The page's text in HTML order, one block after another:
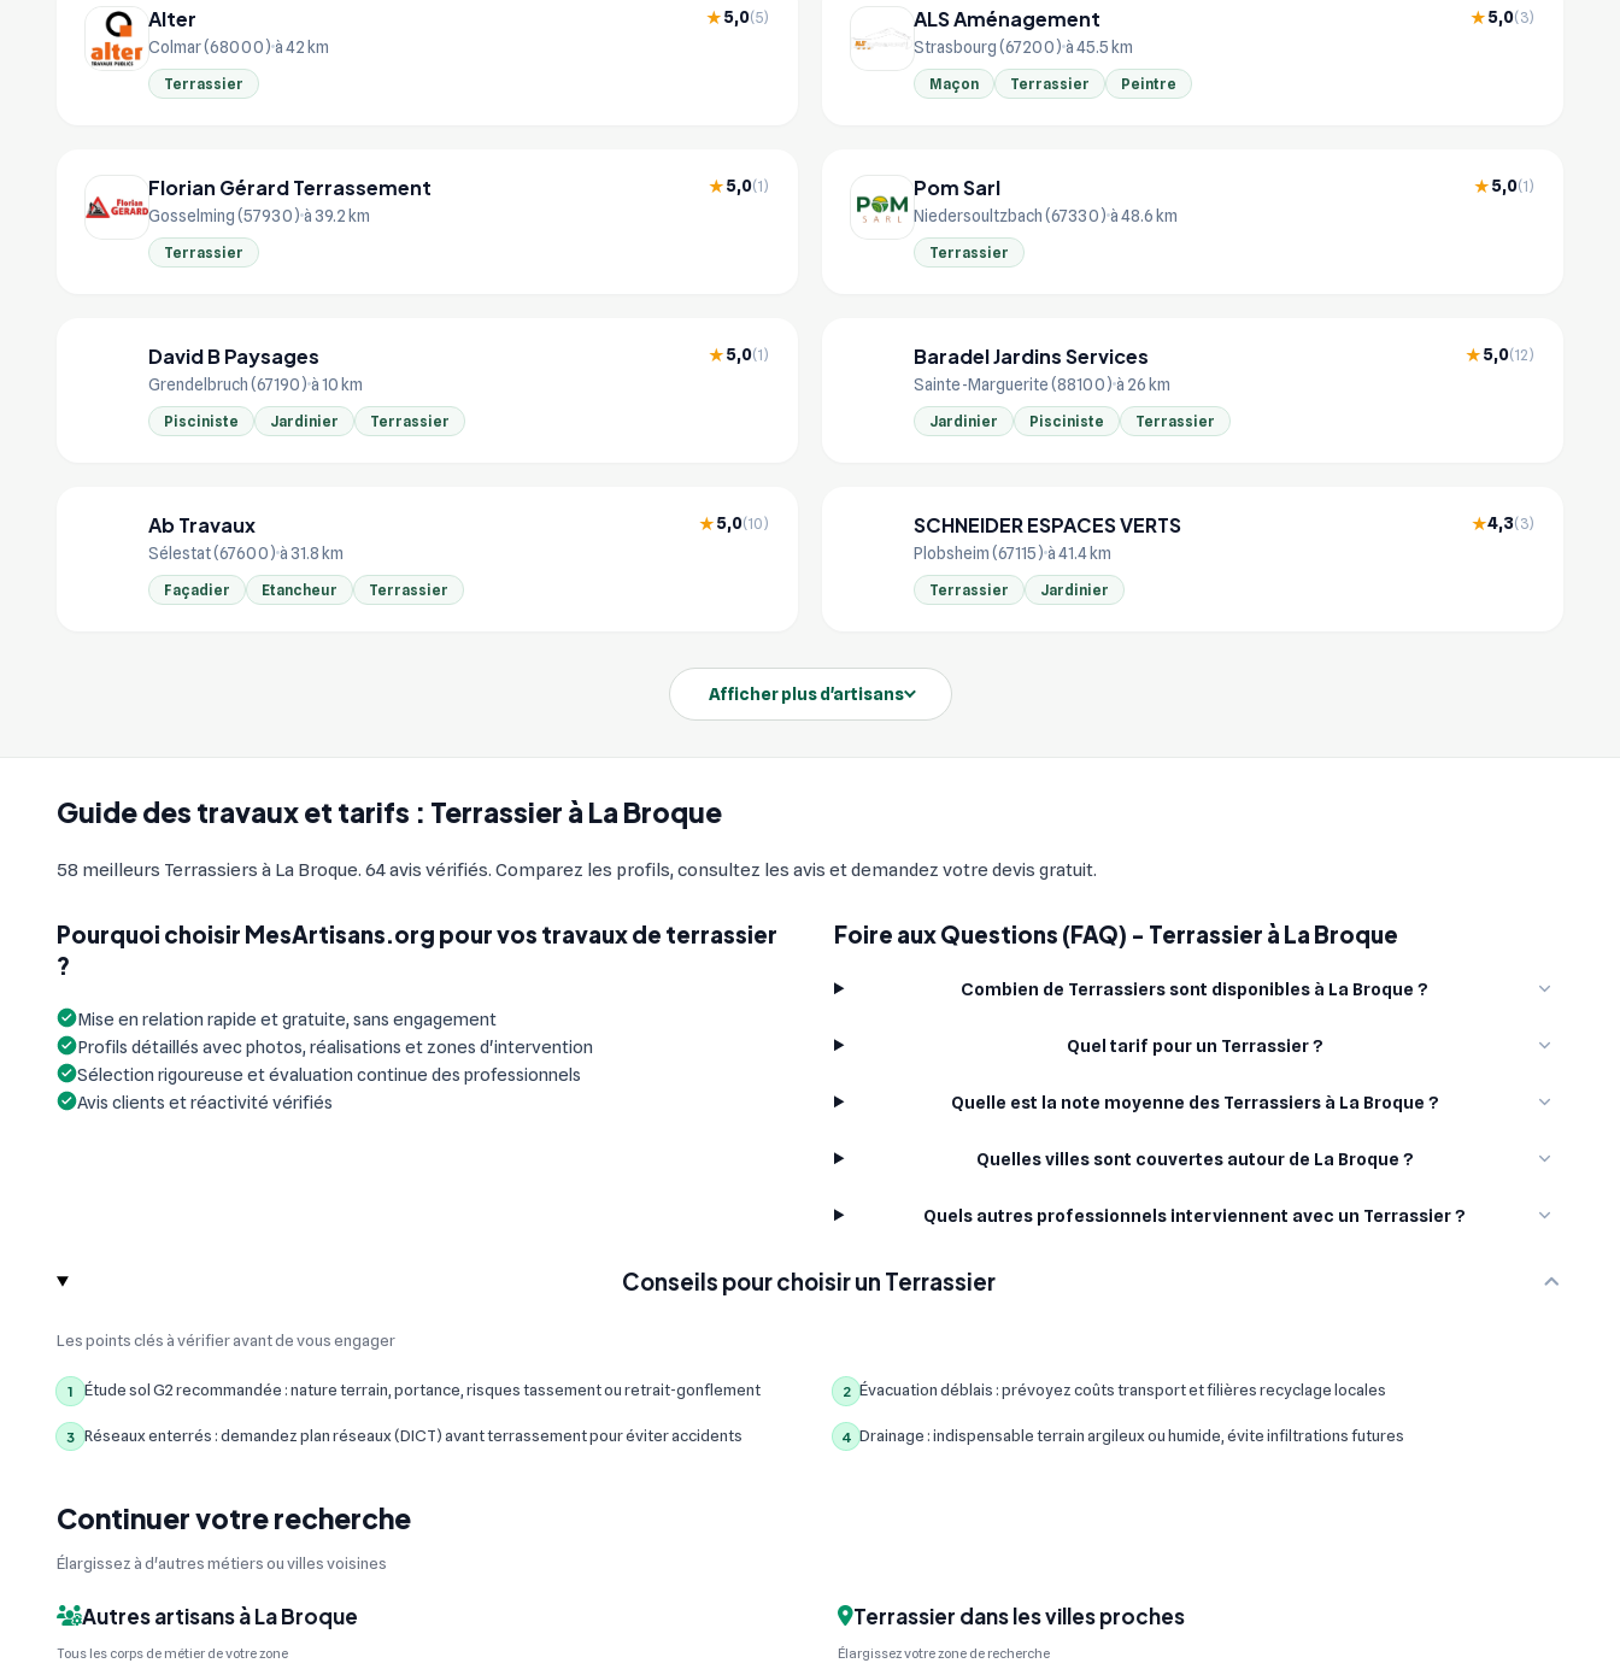
Guide des travaux et tarifs : Terrassier à La Broque
58 meilleurs Terrassiers à La Broque. 64 avis vérifiés. Comparez les profils, consultez les avis et demandez votre devis gratuit.
Pourquoi choisir MesArtisans.org pour vos travaux de terrassier
?
Mise en relation rapide et gratuite, sans engagement
Profils détaillés avec photos, réalisations et zones d'intervention
Sélection rigoureuse et évaluation continue des professionnels
Avis clients et réactivité vérifiés
Foire aux Questions (FAQ) - Terrassier à La Broque
Combien de Terrassiers sont disponibles à La Broque ?
Quel tarif pour un Terrassier ?
Quelle est la note moyenne des Terrassiers à La Broque ?
Quelles villes sont couvertes autour de La Broque ?
Quels autres professionnels interviennent avec un Terrassier ?
Conseils pour choisir un Terrassier
Les points clés à vérifier avant de vous engager
1 Étude sol G2 recommandée : nature terrain, portance, risques tassement ou retrait-gonflement 2 Évacuation déblais : prévoyez coûts transport et filières recyclage locales
3 Réseaux enterrés : demandez plan réseaux (DICT) avant terrassement pour éviter accidents 4 Drainage : indispensable terrain argileux ou humide, évite infiltrations futures
Continuer votre recherche
Élargissez à d'autres métiers ou villes voisines
Autres artisans à La Broque
Tous les corps de métier de votre zone
Terrassier dans les villes proches
Élargissez votre zone de recherche
Alter ★5,0(5)
Colmar (68000) à 42 km
Terrassier
ALS Aménagement ★5,0(3)
Strasbourg (67200) à 45.5 km
Maçon Terrassier Peintre
Florian Gérard Terrassement ★5,0(1)
Gosselming (57930) à 39.2 km
Terrassier
Pom Sarl ★5,0(1)
Niedersoultzbach (67330) à 48.6 km
Terrassier
David B Paysages ★5,0(1)
Grendelbruch (67190) à 10 km
Pisciniste Jardinier Terrassier
Baradel Jardins Services ★5,0(12)
Sainte-Marguerite (88100) à 26 km
Jardinier Pisciniste Terrassier
Ab Travaux ★5,0(10)
Sélestat (67600) à 31.8 km
Façadier Etancheur Terrassier
SCHNEIDER ESPACES VERTS ★4,3(3)
Plobsheim (67115) à 41.4 km
Terrassier Jardinier
Afficher plus d'artisans